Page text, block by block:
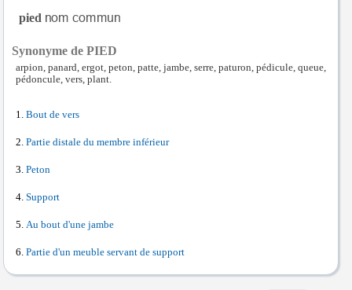
pied
Synonyme de PIED
arpion, panard, ergot, peton, patte, jambe, serre, paturon, pédicule, queue,
pédoncule, vers, plant.
Bout de vers
Partie distale du membre inférieur
Peton
Support
Au bout d'une jambe
Partie d'un meuble servant de support